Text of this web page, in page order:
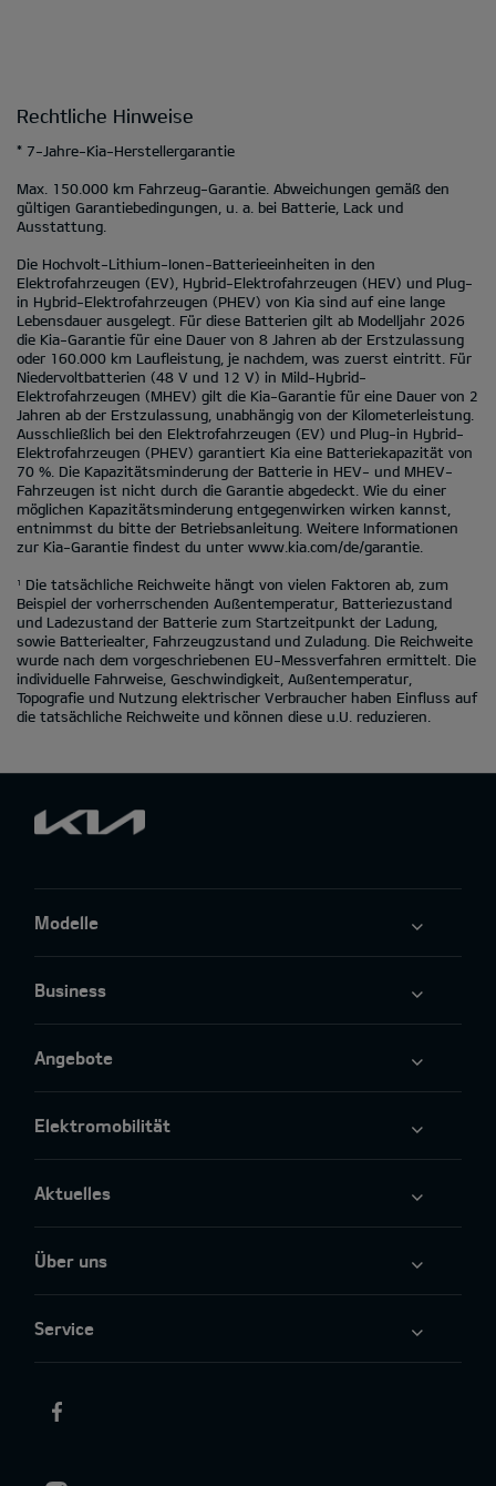
Rechtliche Hinweise
* 7-Jahre-Kia-Herstellergarantie
Max. 150.000 km Fahrzeug-Garantie. Abweichungen gemäß den
gültigen Garantiebedingungen, u. a. bei Batterie, Lack und
Ausstattung.
Die Hochvolt-Lithium-Ionen-Batterieeinheiten in den
Elektrofahrzeugen (EV), Hybrid-Elektrofahrzeugen (HEV) und Plug-
in Hybrid-Elektrofahrzeugen (PHEV) von Kia sind auf eine lange
Lebensdauer ausgelegt. Für diese Batterien gilt ab Modelljahr 2026
die Kia-Garantie für eine Dauer von 8 Jahren ab der Erstzulassung
oder 160.000 km Laufleistung, je nachdem, was zuerst eintritt. Für
Niedervoltbatterien (48 V und 12 V) in Mild-Hybrid-
Elektrofahrzeugen (MHEV) gilt die Kia-Garantie für eine Dauer von 2
Jahren ab der Erstzulassung, unabhängig von der Kilometerleistung.
Ausschließlich bei den Elektrofahrzeugen (EV) und Plug-in Hybrid-
Elektrofahrzeugen (PHEV) garantiert Kia eine Batteriekapazität von
70 %. Die Kapazitätsminderung der Batterie in HEV- und MHEV-
Fahrzeugen ist nicht durch die Garantie abgedeckt. Wie du einer
möglichen Kapazitätsminderung entgegenwirken wirken kannst,
entnimmst du bitte der Betriebsanleitung. Weitere Informationen
zur Kia-Garantie findest du unter www.kia.com/de/garantie.
1
Die tatsächliche Reichweite hängt von vielen Faktoren ab, zum
Beispiel der vorherrschenden Außentemperatur, Batteriezustand
und Ladezustand der Batterie zum Startzeitpunkt der Ladung,
sowie Batteriealter, Fahrzeugzustand und Zuladung. Die Reichweite
wurde nach dem vorgeschriebenen EU-Messverfahren ermittelt. Die
individuelle Fahrweise, Geschwindigkeit, Außentemperatur,
Topografie und Nutzung elektrischer Verbraucher haben Einfluss auf
die tatsächliche Reichweite und können diese u.U. reduzieren.
Modelle
Business
Angebote
Elektromobilität
Aktuelles
Über uns
Service